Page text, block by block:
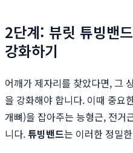
2단계: 뷰릿 튜빙밴
강화하기
어깨가 제자리를 찾았다면, 그
을 강화해야 합니다. 이때 중요
개뼈)을 잡아주는 능형근, 전거
니다.튜빙밴드는 이러한 정밀